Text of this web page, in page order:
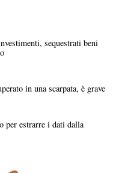
sequestrati beni
in una scarpata, è grave
per estrarre i dati dalla